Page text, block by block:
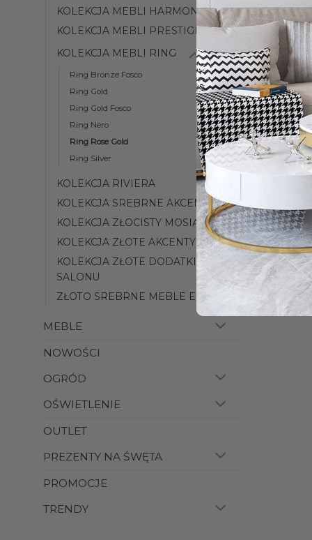
KOLEKCJA MEBLI HARMONY
KOLEKCJA MEBLI PRESTIGE
KOLEKCJA MEBLI RING
Ring Bronze Fosco
Ring Gold
Ring Gold Fosco
Ring Nero
Ring Rose Gold
Ring Silver
KOLEKCJA RIVIERA
KOLEKCJA SREBRNE AKCENTY
KOLEKCJA ZŁOCISTY MOSIĄDZ
KOLEKCJA ZŁOTE AKCENTY
KOLEKCJA ZŁOTE DODATKI DO
SALONU
ZŁOTO SREBRNE MEBLE ELISSE
MEBLE
NOWOŚCI
OGRÓD
OŚWIETLENIE
OUTLET
PREZENTY NA ŚWĘTA
PROMOCJE
TRENDY